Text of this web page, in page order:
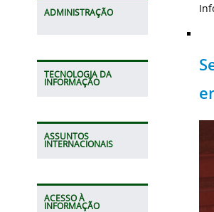
ADMINISTRAÇÃO
TECNOLOGIA DA
INFORMAÇÃO
ASSUNTOS
INTERNACIONAIS
ACESSO À
INFORMAÇÃO